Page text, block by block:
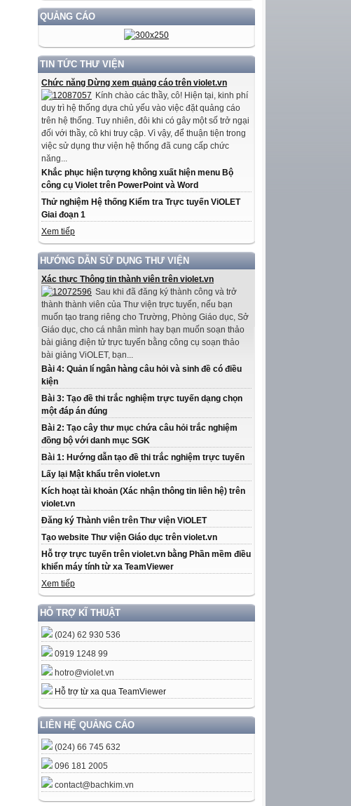
QUẢNG CÁO
TIN TỨC THƯ VIỆN
Chức năng Dừng xem quảng cáo trên violet.vn
Kính chào các thầy, cô! Hiện tại, kinh phí
duy trì hệ thống dựa chủ yếu vào việc đặt quảng cáo
trên hệ thống. Tuy nhiên, đôi khi có gây một số trở ngại
đối với thầy, cô khi truy cập. Vì vậy, để thuận tiện trong
việc sử dụng thư viện hệ thống đã cung cấp chức
năng...
Khắc phục hiện tượng không xuất hiện menu Bộ
công cụ Violet trên PowerPoint và Word
Thử nghiệm Hệ thống Kiểm tra Trực tuyến ViOLET
Giai đoạn 1
Xem tiếp
HƯỚNG DẪN SỬ DỤNG THƯ VIỆN
Xác thực Thông tin thành viên trên violet.vn
Sau khi đã đăng ký thành công và trở
thành thành viên của Thư viện trực tuyến, nếu bạn
muốn tạo trang riêng cho Trường, Phòng Giáo dục, Sở
Giáo dục, cho cá nhân mình hay bạn muốn soạn thảo
bài giảng điện tử trực tuyến bằng công cụ soạn thảo
bài giảng ViOLET, bạn...
Bài 4: Quản lí ngân hàng câu hỏi và sinh đề có điều
kiện
Bài 3: Tạo đề thi trắc nghiệm trực tuyến dạng chọn
một đáp án đúng
Bài 2: Tạo cây thư mục chứa câu hỏi trắc nghiệm
đồng bộ với danh mục SGK
Bài 1: Hướng dẫn tạo đề thi trắc nghiệm trực tuyến
Lấy lại Mật khẩu trên violet.vn
Kích hoạt tài khoản (Xác nhận thông tin liên hệ) trên
violet.vn
Đăng ký Thành viên trên Thư viện ViOLET
Tạo website Thư viện Giáo dục trên violet.vn
Hỗ trợ trực tuyến trên violet.vn bằng Phần mềm điều
khiển máy tính từ xa TeamViewer
Xem tiếp
HỖ TRỢ KĨ THUẬT
(024) 62 930 536
0919 1248 99
hotro@violet.vn
Hỗ trợ từ xa qua TeamViewer
LIÊN HỆ QUẢNG CÁO
(024) 66 745 632
096 181 2005
contact@bachkim.vn